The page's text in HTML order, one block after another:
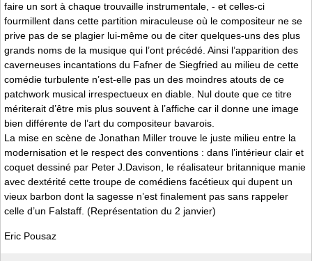
faire un sort à chaque trouvaille instrumentale, - et celles-ci
fourmillent dans cette partition miraculeuse où le compositeur ne se
prive pas de se plagier lui-même ou de citer quelques-uns des plus
grands noms de la musique qui l’ont précédé. Ainsi l’apparition des
caverneuses incantations du Fafner de Siegfried au milieu de cette
comédie turbulente n’est-elle pas un des moindres atouts de ce
patchwork musical irrespectueux en diable. Nul doute que ce titre
mériterait d’être mis plus souvent à l’affiche car il donne une image
bien différente de l’art du compositeur bavarois.
La mise en scène de Jonathan Miller trouve le juste milieu entre la
modernisation et le respect des conventions : dans l’intérieur clair et
coquet dessiné par Peter J.Davison, le réalisateur britannique manie
avec dextérité cette troupe de comédiens facétieux qui dupent un
vieux barbon dont la sagesse n’est finalement pas sans rappeler
celle d’un Falstaff. (Représentation du 2 janvier)
Eric Pousaz